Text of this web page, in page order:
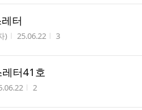
터
) 작성시간
25.06.22 조회수
3
터41호
시간 조회수
2